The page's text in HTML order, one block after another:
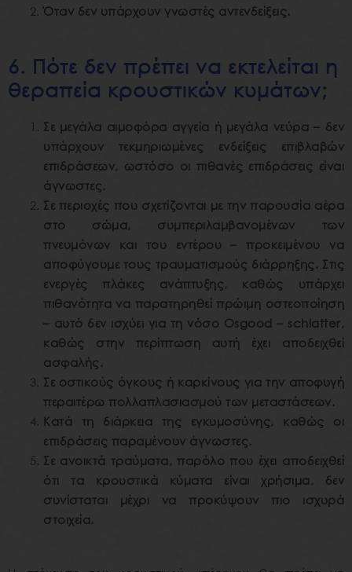
Όταν δεν υπάρχουν γνωστές αντενδείξεις.
6. Πότε δεν πρέπει να εκτελείται η
θεραπεία κρουστικών κυμάτων;
Σε μεγάλα αιμοφόρα αγγεία ή μεγάλα νεύρα – δεν
υπάρχουν τεκμηριωμένες ενδείξεις επιβλαβών
επιδράσεων, ωστόσο οι πιθανές επιδράσεις είναι
άγνωστες.
Σε περιοχές που σχετίζονται με την παρουσία αέρα
στο σώμα, συμπεριλαμβανομένων των
πνευμόνων και του εντέρου – προκειμένου να
αποφύγουμε τους τραυματισμούς διάρρηξης. Στις
ενεργές πλάκες ανάπτυξης, καθώς υπάρχει
πιθανότητα να παρατηρηθεί πρώιμη οστεοποίηση
– αυτό δεν ισχύει για τη νόσο Osgood – schlatter,
καθώς στην περίπτωση αυτή έχει αποδειχθεί
ασφαλής.
Σε οστικούς όγκους ή καρκίνους για την αποφυγή
περαιτέρω πολλαπλασιασμού των μεταστάσεων.
Κατά τη διάρκεια της εγκυμοσύνης, καθώς οι
επιδράσεις παραμένουν άγνωστες.
Σε ανοικτά τραύματα, παρόλο που έχει αποδειχθεί
ότι τα κρουστικά κύματα είναι χρήσιμα, δεν
συνίσταται μέχρι να προκύψουν πιο ισχυρά
στοιχεία.